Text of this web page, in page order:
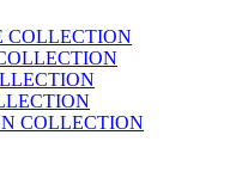
COLLECTION
COLLECTION